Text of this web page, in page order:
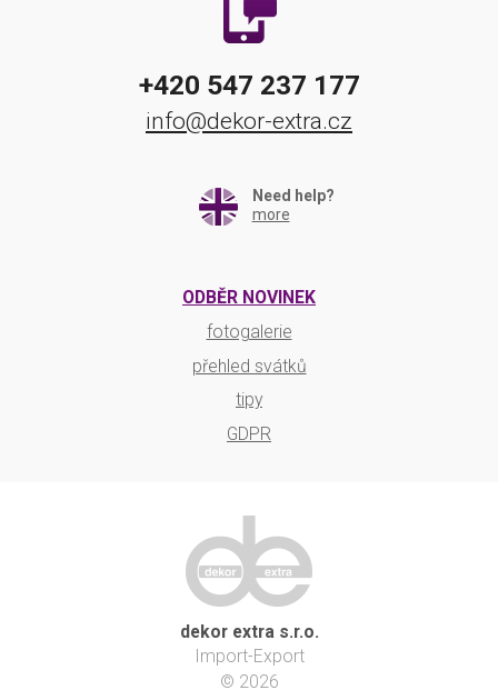
+420 547 237 177
info@dekor-extra.cz
Need help?
more
ODBĚR NOVINEK
fotogalerie
přehled svátků
tipy
GDPR
dekor extra s.r.o.
Import-Export
© 2026